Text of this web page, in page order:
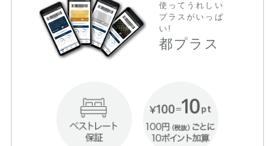
使ってうれしい
プラスがいっぱ
い!
都プラス